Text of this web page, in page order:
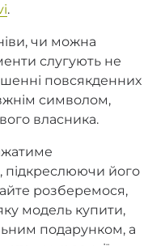
.
чи можна
слугують не
повсякденних
символом,
власника.
підкреслюючи його
розберемося,
модель купити,
подарунком, а